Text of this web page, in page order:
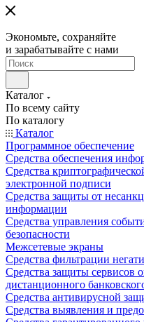
Экономьте, сохраняйте
и зарабатывайте с нами
Каталог
По всему сайту
По каталогу
Каталог
Программное обеспечение
Средства обеспечения
Средства
электронной подписи
Средства защиты от
информации
Средства управления
безопасности
Межсетевые экраны
Средства фильтрации
Средства защиты сервисов
дистанционного
Средства антивирусной
Средства выявления и